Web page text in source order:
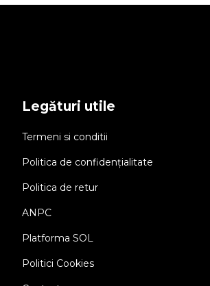
Legături utile
Termeni si conditii
Politica de confidențialitate
Politica de retur
ANPC
Platforma SOL
Politici Cookies